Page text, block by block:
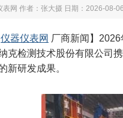
表网 作者：张大摄 日期：2026-08-
仪器仪表网 厂商新闻】
克检测技术股份有限公司
新研发成果。